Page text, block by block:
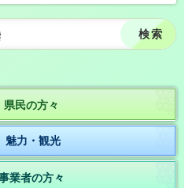
県民の方々
魅力・観光
業者の方々